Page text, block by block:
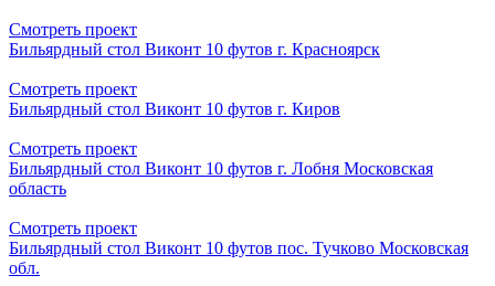
Смотреть проект
Бильярдный стол Виконт 10 футов г. Красноярск
Смотреть проект
Бильярдный стол Виконт 10 футов г. Киров
Смотреть проект
Бильярдный стол Виконт 10 футов г. Лобня Московская
область
Смотреть проект
Бильярдный стол Виконт 10 футов пос. Тучково Московская
обл.